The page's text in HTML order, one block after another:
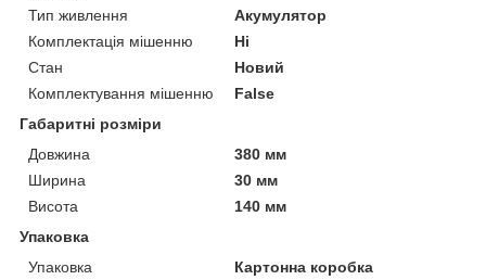
Тип живлення
Акумулятор
Комплектація мішенню
Ні
Стан
Новий
Комплектування мішенню
False
Габаритні розміри
Довжина
380 мм
Ширина
30 мм
Висота
140 мм
Упаковка
Упаковка
Картонна коробка